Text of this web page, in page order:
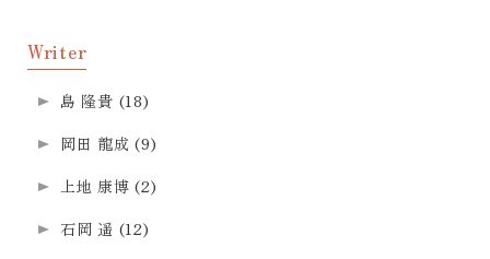
Writer
島 隆貴 (18)
岡田 龍成 (9)
上地 康博 (2)
石岡 遥 (12)